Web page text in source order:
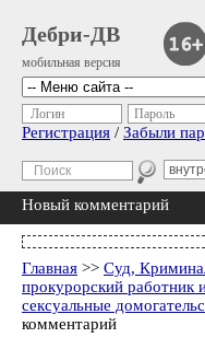
Дебри-ДВ
мобильная версия
Логин Пароль
Регистрация / Забыли
Новый комментарий
Главная >> Суд,
прокурорский работник
сексуальные
комментарий